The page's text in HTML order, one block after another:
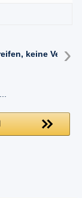
keine ›